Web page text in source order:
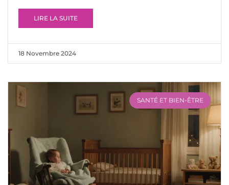
LIRE LA SUITE
18 Novembre 2024
SANTÉ ET BIEN-ÊTRE